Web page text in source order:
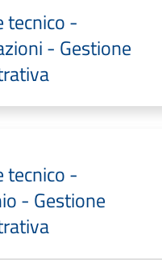
tecnico -
- Gestione
tecnico -
- Gestione